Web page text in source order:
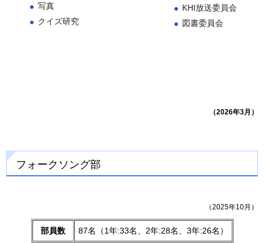
写真
クイズ研究
KHI放送委員会
図書委員会
（2026年3月）
フォークソング部
（2025年10月）
部員数 87名（1年:33名、2年:28名、3年:26名）